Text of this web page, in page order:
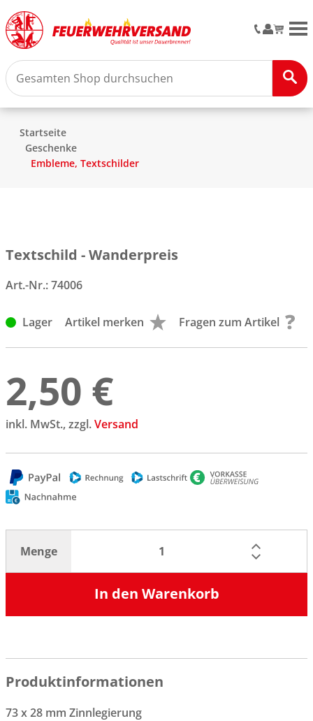
Startseite
Geschenke
Embleme, Textschilder
Textschild - Wanderpreis
Art.-Nr.:74006
Lager Artikel merken Fragen zum Artikel
2,50 €
inkl. MwSt., zzgl.Versand
Menge
In den Warenkorb
Produktinformationen
73 x 28 mm Zinnlegierung